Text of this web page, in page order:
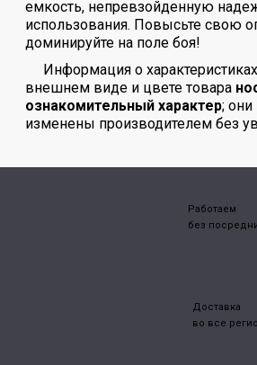
емкость, непревзойденную
использования. Повысьте свою
доминируйте на поле боя!
Информация о
внешнем виде и цвете товара
ознакомительный характер; они
изменены производителем без
Работаем
без
Доставка
во все